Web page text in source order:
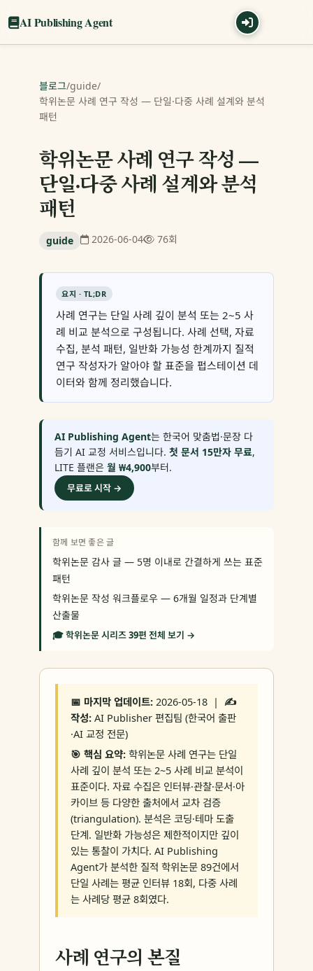
AI Publishing Agent
블로그/guide/
학위논문 사례 연구 작성 — 단일·다중 사례 설계와 분석
패턴
학위논문 사례 연구 작성 —
단일·다중 사례 설계와 분석
패턴
guide 2026-06-04 76회
요지 · TL;DR
사례 연구는 단일 사례 깊이 분석 또는 2~5 사
례 비교 분석으로 구성됩니다. 사례 선택, 자료
수집, 분석 패턴, 일반화 가능성 한계까지 질적
연구 작성자가 알아야 할 표준을 펍스테이션 데
이터와 함께 정리했습니다.
AI Publishing Agent는 한국어 맞춤법·문장 다
듬기 AI 교정 서비스입니다. 첫 문서 15만자 무료,
LITE 플랜은 월 ₩4,900부터.
무료로 시작 →
함께 보면 좋은 글
학위논문 감사 글 — 5명 이내로 간결하게 쓰는 표준
패턴
학위논문 작성 워크플로우 — 6개월 일정과 단계별
산출물
🎓 학위논문 시리즈 39편 전체 보기 →
📅 마지막 업데이트: 2026-05-18 | ✍️
작성: AI Publisher 편집팀 (한국어 출판
·AI 교정 전문)
🎯 핵심 요약: 학위논문 사례 연구는 단일
사례 깊이 분석 또는 2~5 사례 비교 분석이
표준이다. 자료 수집은 인터뷰·관찰·문서·아
카이브 등 다양한 출처에서 교차 검증
(triangulation). 분석은 코딩·테마 도출
단계. 일반화 가능성은 제한적이지만 깊이
있는 통찰이 가치다. AI Publishing
Agent가 분석한 질적 학위논문 89건에서
단일 사례는 평균 인터뷰 18회, 다중 사례
는 사례당 평균 8회였다.
사례 연구의 본질